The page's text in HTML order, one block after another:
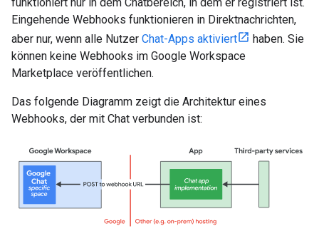
Eingehende Webhooks funktionieren in Direktnachrichten,
aber nur, wenn alle Nutzer Chat-Apps aktiviert
haben. Sie
können keine Webhooks im Google Workspace
Marketplace veröffentlichen.
Das folgende Diagramm zeigt die Architektur eines
Webhooks, der mit Chat verbunden ist: